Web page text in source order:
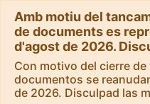
Amb motiu del
de documents es
d'agost de 2026.
Con motivo del cierre
documentos se
de 2026. Disculpad las